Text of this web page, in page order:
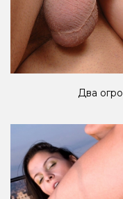
Два